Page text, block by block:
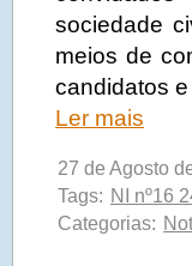
sociedade
meios de
candidatos
Ler mais
27 de Agosto
Tags: NI nº16
Categorias: